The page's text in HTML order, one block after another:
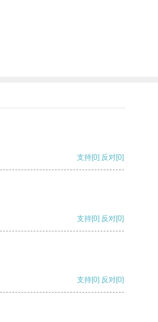
支持[0] 反对[0]
支持[0] 反对[0]
支持[0] 反对[0]